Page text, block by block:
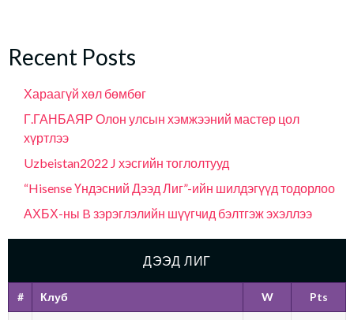
Recent Posts
Хараагүй хөл бөмбөг
Г.ГАНБАЯР Олон улсын хэмжээний мастер цол
хүртлээ
Uzbeistan2022 J хэсгийн тоглолтууд
“Hisense Үндэсний Дээд Лиг”-ийн шилдэгүүд тодорлоо
АХБХ-ны B зэрэглэлийн шүүгчид бэлтгэж эхэллээ
ДЭЭД ЛИГ
# Клуб W Pts